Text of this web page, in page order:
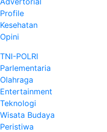
Profile
Kesehatan
Opini
TNI-POLRI
Parlementaria
Olahraga
Entertainment
Teknologi
Wisata Budaya
Peristiwa